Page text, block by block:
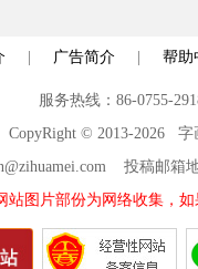
广告简介 帮助
服务热线：86-0755-
CopyRight © 2013-2026 字
投稿邮
站图片部份为网络收集，